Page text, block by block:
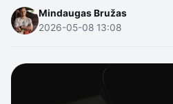
Mindaugas Bružas
2026-05-08 13:08